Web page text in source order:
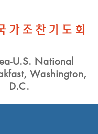
가조찬기도회
U.S. National
Washington,
D.C.